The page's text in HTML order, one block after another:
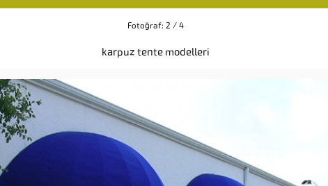
Fotoğraf: 2 / 4
karpuz tente modelleri